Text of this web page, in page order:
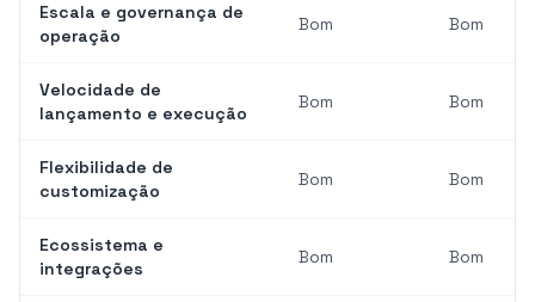
Escala e governança de
operação
Bom Bom
Velocidade de
lançamento e execução
Bom Bom
Flexibilidade de
customização
Bom Bom
Ecossistema e
integrações
Bom Bom